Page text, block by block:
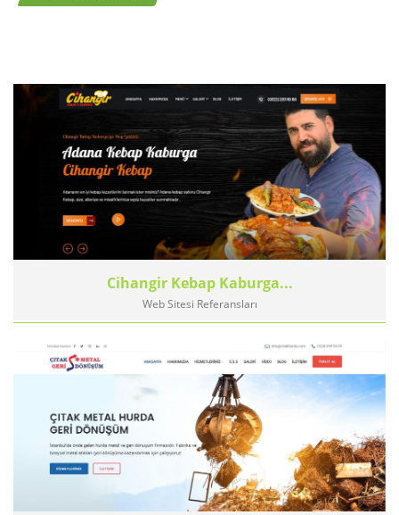
Cihangir Kebap Kaburga...
Web Sitesi Referansları